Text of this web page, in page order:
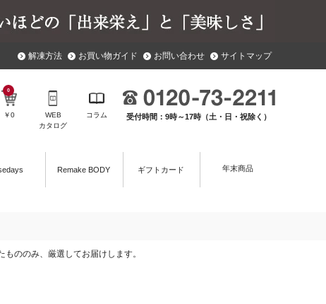
解凍方法 お買い物ガイド お問い合わせ サイトマップ
受付時間：9時～17時（土・日・祝除く）
￥0
0
WEB
カタログ
コラム
Remake BODY ギフトカード 年末商品
ののみ、厳選してお届けします。